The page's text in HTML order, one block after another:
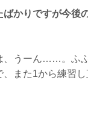
ばかりですが今後
うーん……。ふ
、また1から練習